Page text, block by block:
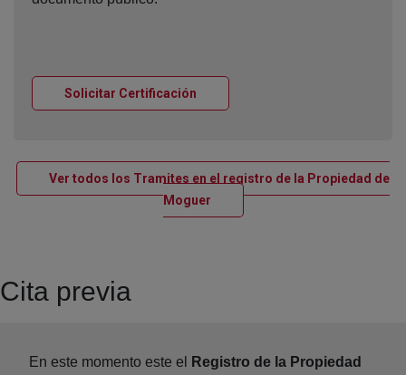
Solicitar Certificación
Ver todos los Tramites en el registro de la Propiedad de
MoguerVentana nueva
Cita previa
En este momento este el
Registro de la Propiedad